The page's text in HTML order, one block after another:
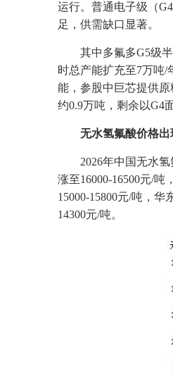
运行。普通电子级（
足，供需缺口显著。
其中多氟多G5级
时总产能扩充至7万吨/
能，参股中巨芯提供
约0.9万吨，剩余以G4
无水氢氟酸价格
2026年中国无水
涨至16000-16500元/
15000-15800元/吨，
14300元/吨。